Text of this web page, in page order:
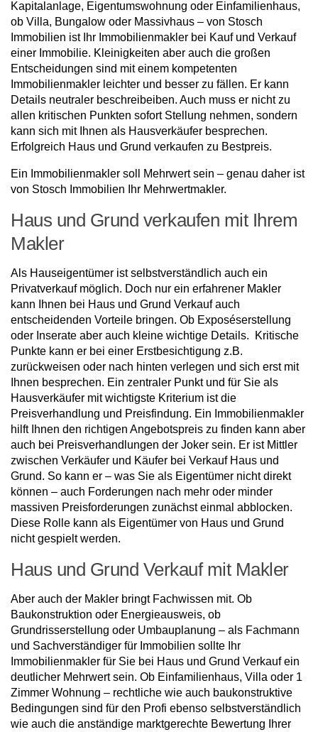
Kapitalanlage, Eigentumswohnung oder Einfamilienhaus,
ob Villa, Bungalow oder Massivhaus – von Stosch
Immobilien ist Ihr Immobilienmakler bei Kauf und Verkauf
einer Immobilie. Kleinigkeiten aber auch die großen
Entscheidungen sind mit einem kompetenten
Immobilienmakler leichter und besser zu fällen. Er kann
Details neutraler beschreibeiben. Auch muss er nicht zu
allen kritischen Punkten sofort Stellung nehmen, sondern
kann sich mit Ihnen als Hausverkäufer besprechen.
Erfolgreich Haus und Grund verkaufen zu Bestpreis.
Ein Immobilienmakler soll Mehrwert sein – genau daher ist
von Stosch Immobilien Ihr Mehrwertmakler.
Haus und Grund verkaufen mit Ihrem
Makler
Als Hauseigentümer ist selbstverständlich auch ein
Privatverkauf möglich. Doch nur ein erfahrener Makler
kann Ihnen bei Haus und Grund Verkauf auch
entscheidenden Vorteile bringen. Ob Exposéserstellung
oder Inserate aber auch kleine wichtige Details. Kritische
Punkte kann er bei einer Erstbesichtigung z.B.
zurückweisen oder nach hinten verlegen und sich erst mit
Ihnen besprechen. Ein zentraler Punkt und für Sie als
Hausverkäufer mit wichtigste Kriterium ist die
Preisverhandlung und Preisfindung. Ein Immobilienmakler
hilft Ihnen den richtigen Angebotspreis zu finden kann aber
auch bei Preisverhandlungen der Joker sein. Er ist Mittler
zwischen Verkäufer und Käufer bei Verkauf Haus und
Grund. So kann er – was Sie als Eigentümer nicht direkt
können – auch Forderungen nach mehr oder minder
massiven Preisforderungen zunächst einmal abblocken.
Diese Rolle kann als Eigentümer von Haus und Grund
nicht gespielt werden.
Haus und Grund Verkauf mit Makler
Aber auch der Makler bringt Fachwissen mit. Ob
Baukonstruktion oder Energieausweis, ob
Grundrisserstellung oder Umbauplanung – als Fachmann
und Sachverständiger für Immobilien sollte Ihr
Immobilienmakler für Sie bei Haus und Grund Verkauf ein
deutlicher Mehrwert sein. Ob Einfamilienhaus, Villa oder 1
Zimmer Wohnung – rechtliche wie auch baukonstruktive
Bedingungen sind für den Profi ebenso selbstverständlich
wie auch die anständige marktgerechte Bewertung Ihrer